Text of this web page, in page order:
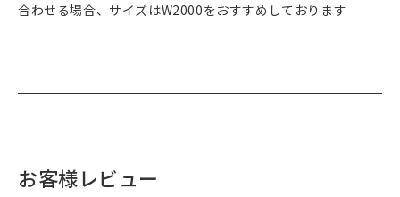
合わせる場合、サイズはW2000をおすすめしております
お客様レビュー